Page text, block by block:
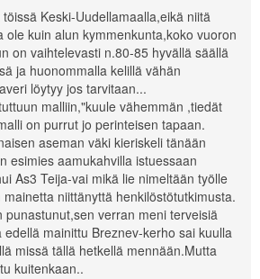
Keski-Uudellamaalla,eikä niitä
ole kuin alun kymmenkunta,koko vuoron
on vaihtelevasti n.80-85 hyvällä säällä
ja huonommalla kelillä vähän
löytyy jos tarvitaan...
malliin,"kuule vähemmän ,tiedät
on purrut jo perinteisen tapaan.
aseman väki kieriskeli tänään
esimies aamukahvilla istuessaan
As3 Teija-vai mikä lie nimeltään työlle
niittänyttä henkilöstötutkimusta.
punastunut,sen verran meni terveisiä
edellä mainittu Breznev-kerho sai kuulla
missä tällä hetkellä mennään.Mutta
kuitenkaan..